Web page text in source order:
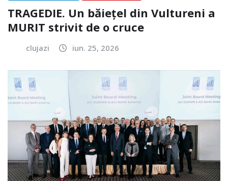
TRAGEDIE. Un băiețel din Vultureni a
MURIT strivit de o cruce
clujazi iun. 25, 2026